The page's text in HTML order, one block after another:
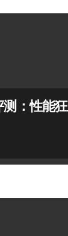
：性能